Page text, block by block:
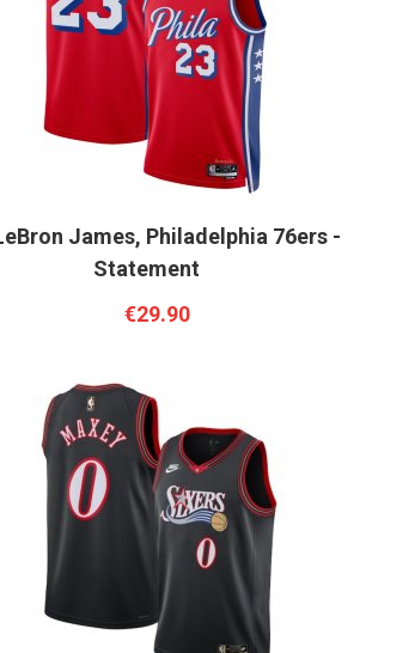
James, Philadelphia 76ers -
Statement
€29.90